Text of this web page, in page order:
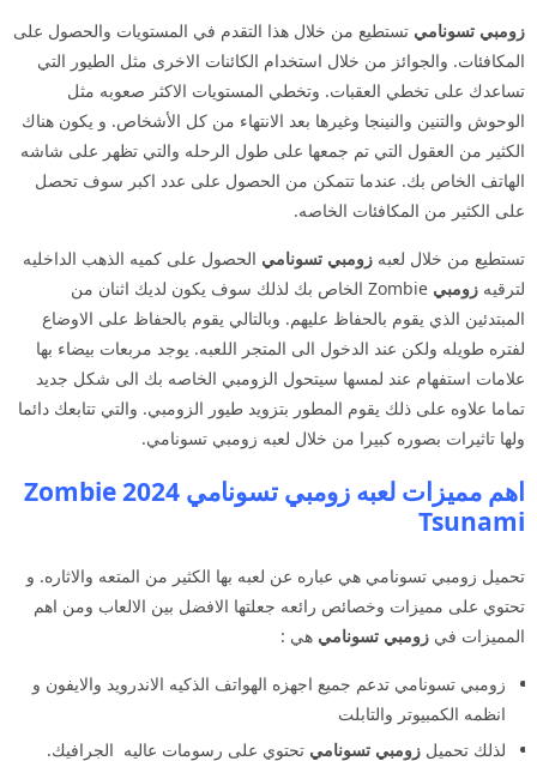
زومبي تسونامي تستطيع من خلال هذا التقدم في المستويات والحصول على
المكافئات. والجوائز من خلال استخدام الكائنات الاخرى مثل الطيور التي
تساعدك على تخطي العقبات. وتخطي المستويات الاكثر صعوبه مثل
الوحوش والتنين والنينجا وغيرها بعد الانتهاء من كل الأشخاص. و يكون هناك
الكثير من العقول التي تم جمعها على طول الرحله والتي تظهر على شاشه
الهاتف الخاص بك. عندما تتمكن من الحصول على عدد اكبر سوف تحصل
على الكثير من المكافئات الخاصه.
تستطيع من خلال لعبه زومبي تسونامي الحصول على كميه الذهب الداخليه
لترقيه زومبي
Zombie الخاص بك لذلك سوف يكون لديك اثنان من
المبتدئين الذي يقوم بالحفاظ عليهم. وبالتالي يقوم بالحفاظ على الاوضاع
لفتره طويله ولكن عند الدخول الى المتجر اللعبه. يوجد مربعات بيضاء بها
علامات استفهام عند لمسها سيتحول الزومبي الخاصه بك الى شكل جديد
تماما علاوه على ذلك يقوم المطور بتزويد طيور الزومبي. والتي تتابعك دائما
ولها تاثيرات بصوره كبيرا من خلال لعبه زومبي تسونامي.
اهم مميزات لعبه زومبي تسونامي 2024 Zombie
Tsunami
تحميل زومبي تسونامي هي عباره عن لعبه بها الكثير من المتعه والاثاره. و
تحتوي على مميزات وخصائص رائعه جعلتها الافضل بين الالعاب ومن اهم
المميزات في زومبي تسونامي هي :
زومبي تسونامي تدعم جميع اجهزه الهواتف الذكيه الاندرويد والايفون و
انظمه الكمبيوتر والتابلت
لذلك تحميل زومبي تسونامي تحتوي على رسومات عاليه الجرافيك.